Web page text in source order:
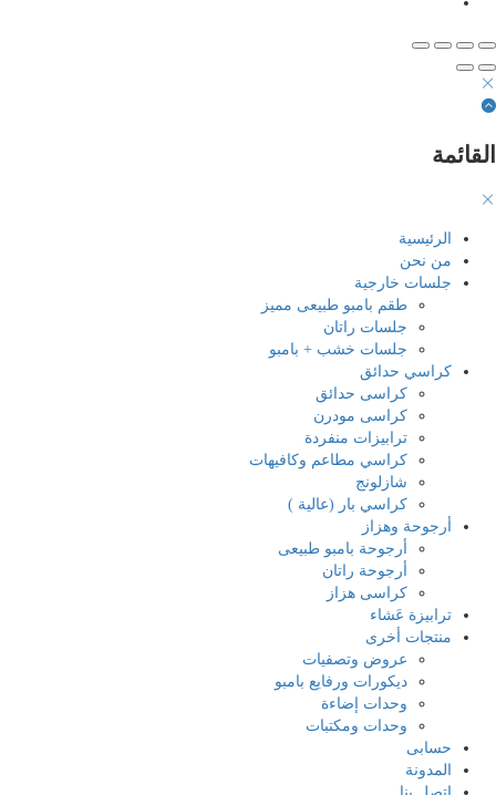
الرئيسية
من نحن
جلسات خارجية
طقم بامبو طبيعى مميز
جلسات راتان
جلسات خشب + بامبو
كراسي حدائق
كراسى حدائق
كراسى مودرن
ترابيزات منفردة
كراسي مطاعم وكافيهات
شازلونج
كراسي بار (عالية )
أرجوحة وهزاز
أرجوحة بامبو طبيعى
أرجوحة راتان
كراسى هزاز
ترابيزة عَشاء
منتجات أخرى
عروض وتصفيات
ديكورات ورفايع بامبو
وحدات إضاءة
وحدات ومكتبات
حسابى
المدونة